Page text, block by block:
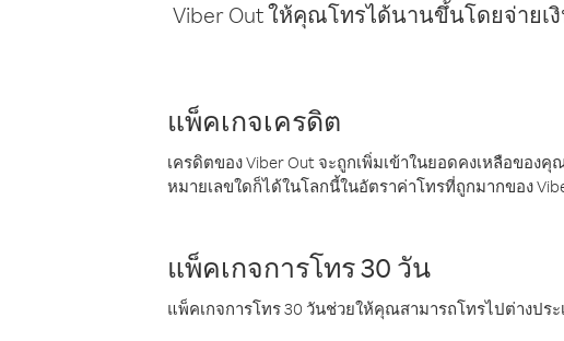
Viber Out ให้คุณโทรได้นานขึ้นโดยจ่ายเ
แพ็คเกจเครดิต
เครดิตของ Viber Out จะถูกเพิ่มเข้าในยอดคงเหลือขอ
หมายเลขใดก็ได้ในโลกนี้ในอัตราค่าโทรที่ถูกมากของ
แพ็คเกจการโทร 30 วัน
แพ็คเกจการโทร 30 วันช่วยให้คุณสามารถโทรไปต่างปร